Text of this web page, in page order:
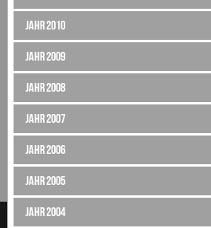
Jahr 2010
Jahr 2009
Jahr 2008
Jahr 2007
Jahr 2006
Jahr 2005
Jahr 2004